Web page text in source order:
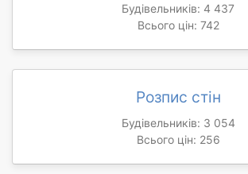
Будівельників: 4 437
Всього цін: 742
Розпис стін
Будівельників: 3 054
Всього цін: 256